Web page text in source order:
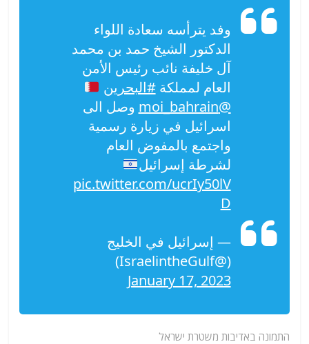
وفد يترأسه سعادة اللواء
الدكتور الشيخ حمد بن محمد
آل خليفة نائب رئيس الأمن
العام لمملكة#البحرين
@moi_bahrain
وصل الى
اسرائيل في زيارة رسمية
واجتمع بالمفوض العام
لشرطة إسرائيل
pic.twitter.com/ucrIy50lV
D
— إسرائيل في الخليج
(@IsraelintheGulf)
January 17, 2023
התמונה באדיבות משטרת ישראל